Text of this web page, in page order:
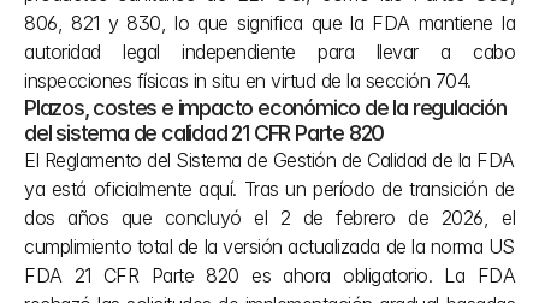
806, 821 y 830, lo que significa que la FDA mantiene la
autoridad legal independiente para llevar a cabo
inspecciones físicas in situ en virtud de la sección 704.
Plazos, costes e impacto económico de la regulación
del sistema de calidad 21 CFR Parte 820
El Reglamento del Sistema de Gestión de Calidad de la FDA
ya está oficialmente aquí. Tras un período de transición de
dos años que concluyó el 2 de febrero de 2026, el
cumplimiento total de la versión actualizada de la norma US
FDA 21 CFR Parte 820 es ahora obligatorio. La FDA